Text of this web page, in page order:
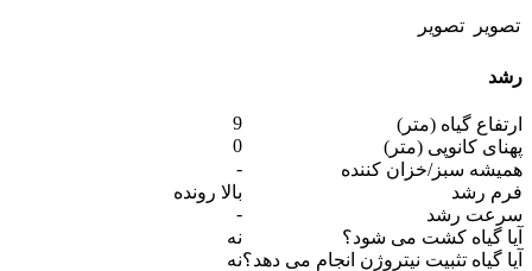
رشد
ارتفاع گیاه (متر)
9
پهنای کانوپی (متر)
0
همیشه سبز/خزان کننده
-
فرم رشد
بالا رونده
سرعت رشد
-
آیا گیاه کشت می شود؟
نه
آیا گیاه تثبیت نیتروژن انجام می دهد؟نه